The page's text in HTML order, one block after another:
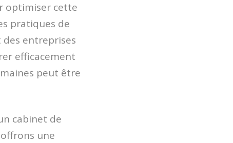
optimiser cette
pratiques de
des entreprises
efficacement
peut être
cabinet de
une